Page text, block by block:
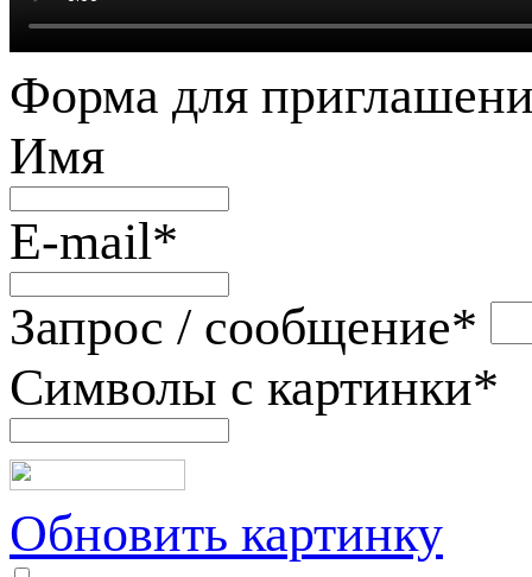
Форма для
Имя
E-mail*
Запрос / сообщение*
Символы с картинки*
Обновить картинку